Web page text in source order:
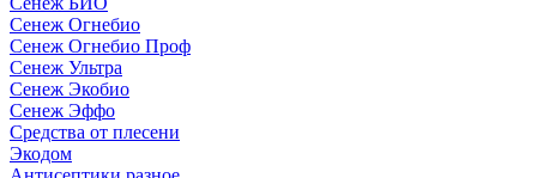
Сенеж Огнебио
Сенеж Огнебио Проф
Сенеж Ультра
Сенеж Экобио
Сенеж Эффо
Средства от плесени
Экодом